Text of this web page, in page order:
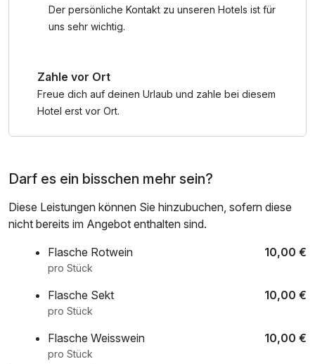
Die wunderschöne Lage zwischen dem Plauer See, dem
Tauchowsee, dem Drewitz See und dem Fleesensee
Entdecken Sie die reizvolle Natur bei Spaziergängen,
Radtouren oder Ausflügen zu den zahlreichen Seen der
Region.
Der persönliche Kontakt zu unseren Hotels ist für
uns sehr wichtig.
Zahle vor Ort
Freue dich auf deinen Urlaub und zahle bei diesem
Hotel erst vor Ort.
Darf es ein bisschen mehr sein?
Diese Leistungen können Sie hinzubuchen, sofern diese
nicht bereits im Angebot enthalten sind.
Flasche Rotwein
10,00 €
pro Stück
Flasche Sekt 10,00 €
pro Stück
Flasche Weisswein 10,00 €
pro Stück